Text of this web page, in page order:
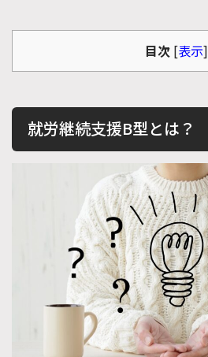
目次 [表示]
就労継続支援B型とは？